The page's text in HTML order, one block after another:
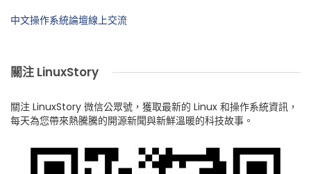
中文操作系統論壇線上交流
關注 LinuxStory
關注 LinuxStory 微信公眾號，獲取最新的 Linux 和操作系統資訊，
每天為您帶來熱騰騰的開源新聞與新鮮溫暖的科技故事。